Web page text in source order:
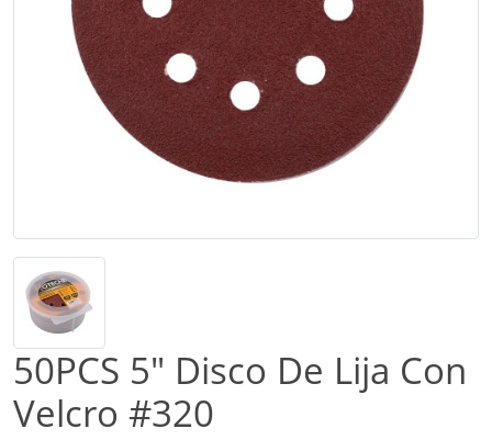
50PCS 5" Disco De Lija Con
Velcro #320